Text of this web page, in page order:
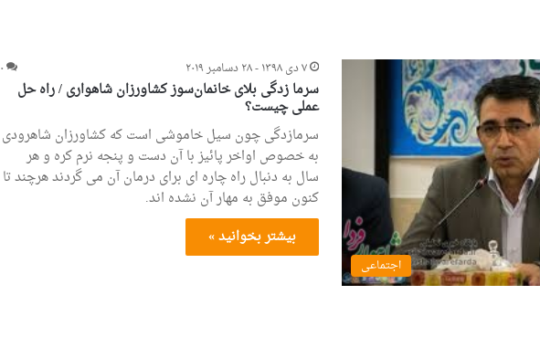
اجتماعی
۷ دی ۱۳۹۸ - ۲۸ دسامبر ۲۰۱۹ ۰
سرما زدگی بلای خانمان‌سوز کشاورزان شاهواری / راه حل
عملی چیست؟
سرمازدگی چون سیل خاموشی است که کشاورزان شاهرودی
به خصوص اواخر پائیز با آن دست و پنجه نرم کره و هر
سال به دنبال راه چاره ای برای درمان آن می گردند هرچند تا
کنون موفق به مهار آن نشده اند.
بیشتر بخوانید »